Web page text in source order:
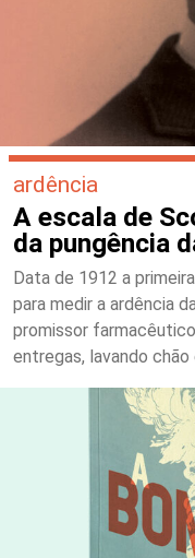
ardência
A escala de
da pungência
Data de 1912 a
para medir a ardência
promissor
entregas, lavando